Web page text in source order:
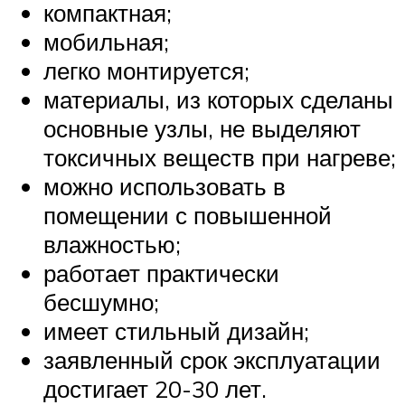
компактная;
мобильная;
легко монтируется;
материалы, из которых сделаны
основные узлы, не выделяют
токсичных веществ при нагреве;
можно использовать в
помещении с повышенной
влажностью;
работает практически
бесшумно;
имеет стильный дизайн;
заявленный срок эксплуатации
достигает 20-30 лет.